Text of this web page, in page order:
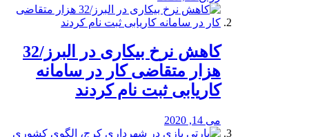
کاهش نرخ بیکاری در البرز/32
هزار متقاضی کار در سامانه
کاریابی ثبت نام کردند
می 14, 2020